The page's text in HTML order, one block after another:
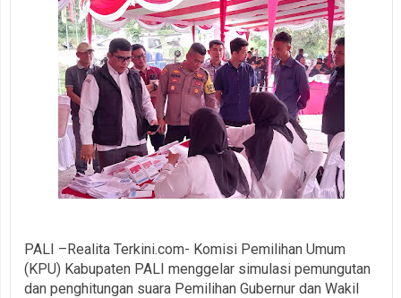
PALI –Realita Terkini.com- Komisi Pemilihan Umum
(KPU) Kabupaten PALI menggelar simulasi pemungutan
dan penghitungan suara Pemilihan Gubernur dan Wakil